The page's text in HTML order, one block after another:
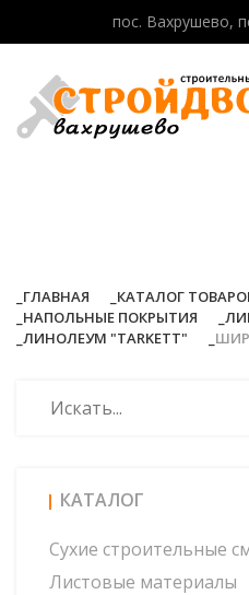
пос. Вахрушево,
ГЛАВНАЯ
КАТАЛОГ
НАПОЛЬНЫЕ ПОКРЫТИЯ
ЛИНОЛЕУМ "TARKETT"
КАТАЛОГ
Сухие строительные
Листовые материалы